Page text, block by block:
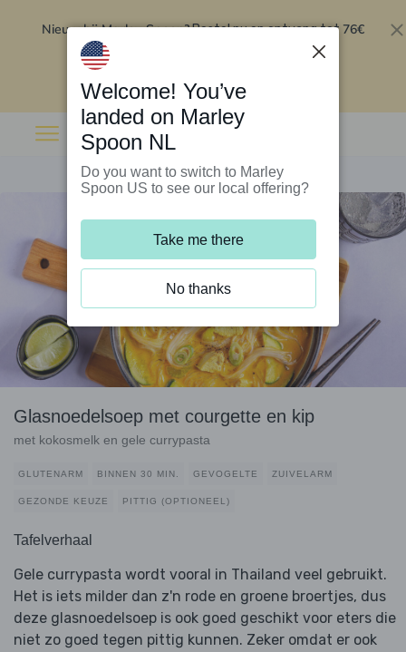
Nieuw bij Marley Spoon?Bestel nu en ontvang tot 76€
Glasnoedelsoep met courgette en kip
met kokosmelk en gele currypasta
GLUTENARM BINNEN 30 MIN. GEVOGELTE ZUIVELARM
GEZONDE KEUZE PITTIG (OPTIONEEL)
Tafelverhaal
Gele currypasta wordt vooral in Thailand veel gebruikt.
Het is iets milder dan z'n rode en groene broertjes, dus
deze glasnoedelsoep is ook goed geschikt voor eters die
niet zo goed tegen pittig kunnen. Zeker omdat er ook
Welcome! You’ve
landed on Marley
Spoon NL
Do you want to switch to Marley
Spoon US to see our local offering?
Take me there
No thanks